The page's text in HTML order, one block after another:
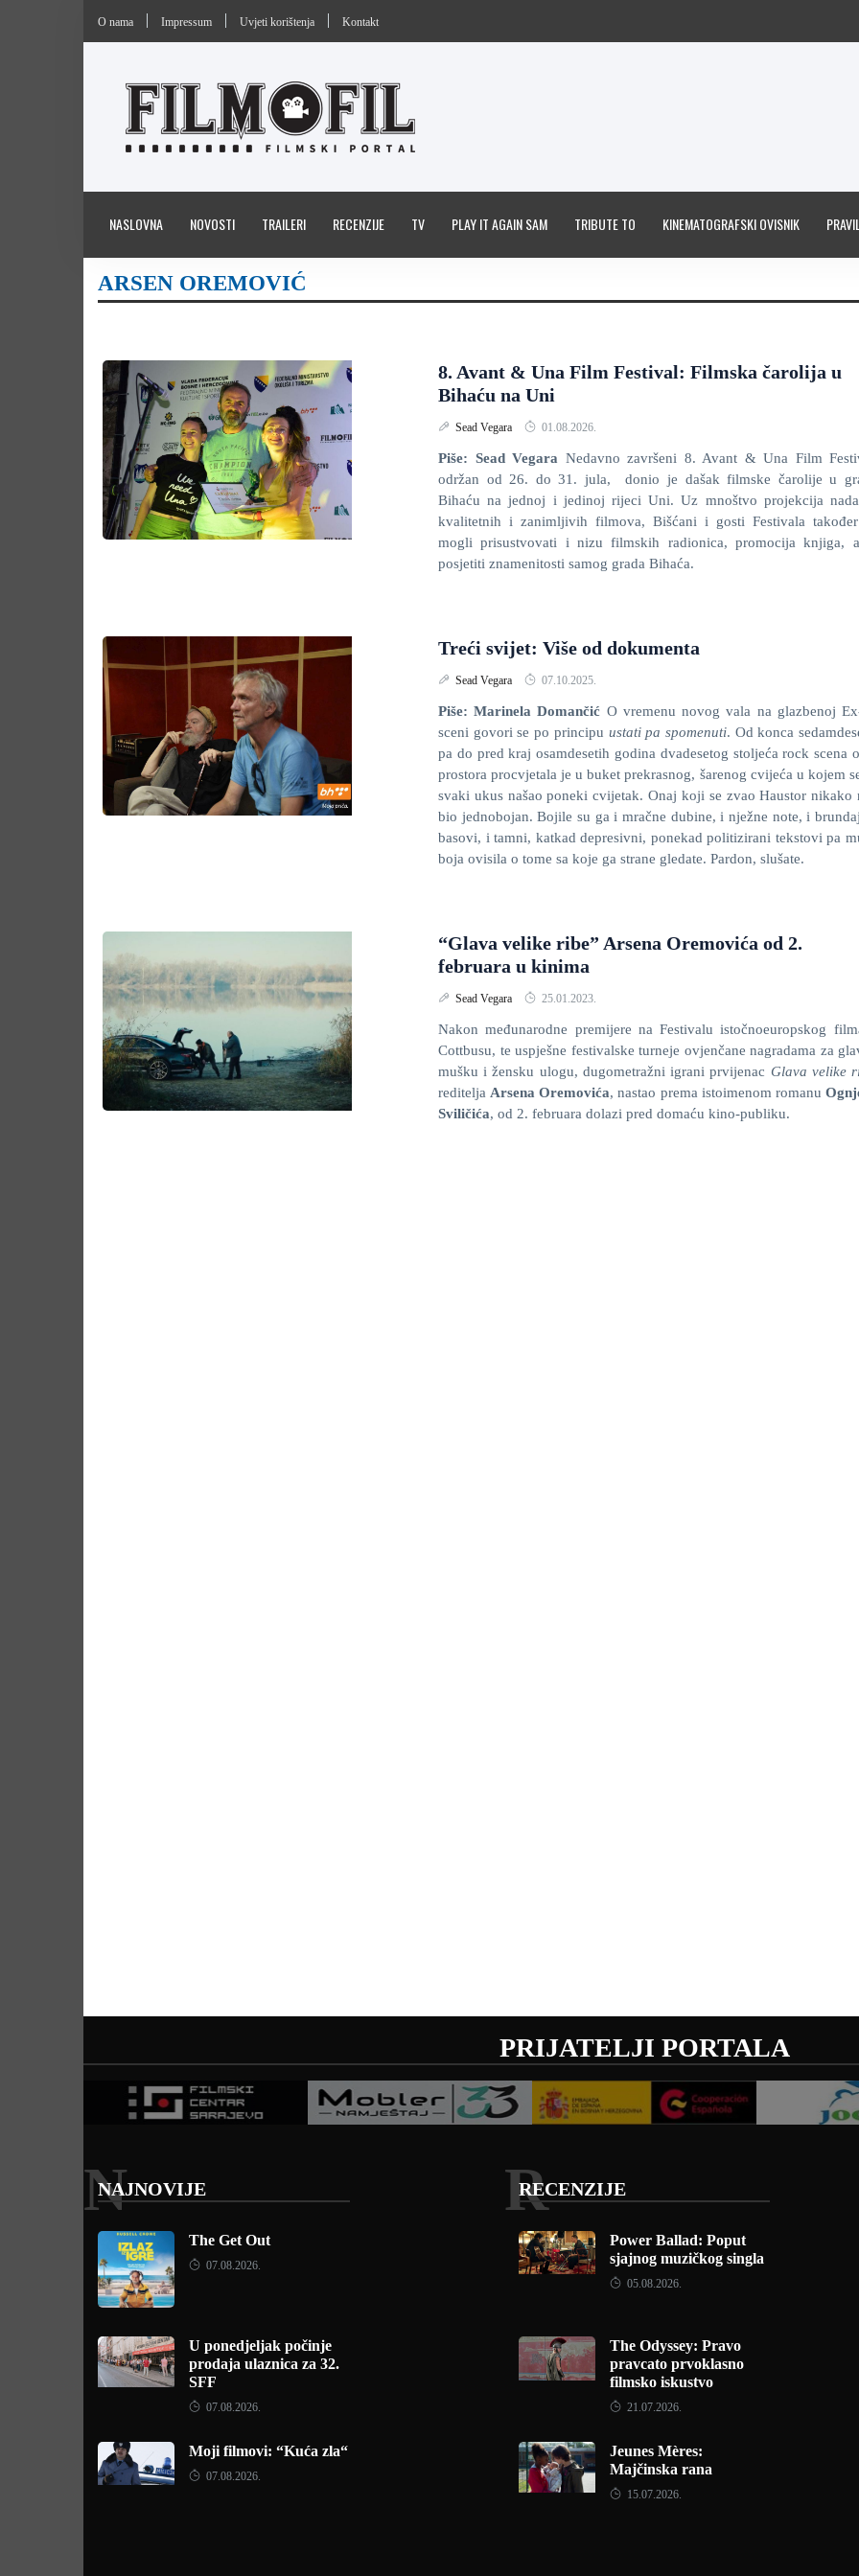
O nama Impressum Uvjeti korištenja Kontakt
NASLOVNA NOVOSTI TRAILERI RECENZIJE TV PLAY IT AGAIN SAM TRIBUTE TO KINEMATOGRAFSKI OVISNIK
ARSEN OREMOVIĆ
8. Avant & Una Film Festival: Filmska čarolija u
Bihaću na Uni
Sead Vegara 01.08.2026.
Piše: Sead Vegara Nedavno završeni 8. Avant & Una Film
održan od 26. do 31. jula, donio je dašak filmske čarolije u
Bihaću na jednoj i jedinoj rijeci Uni. Uz mnoštvo projekcija
kvalitetnih i zanimljivih filmova, Bišćani i gosti Festivala
mogli prisustvovati i nizu filmskih radionica, promocija knjiga,
posjetiti znamenitosti samog grada Bihaća.
Treći svijet: Više od dokumenta
Sead Vegara 07.10.2025.
Piše: Marinela Domančić O vremenu novog vala na glazbenoj
sceni govori se po principu ustati pa spomenuti. Od konca
pa do pred kraj osamdesetih godina dvadesetog stoljeća rock scena
prostora procvjetala je u buket prekrasnog, šarenog cvijeća u kojem
svaki ukus našao poneki cvijetak. Onaj koji se zvao Haustor nikako
bio jednobojan. Bojile su ga i mračne dubine, i nježne note, i
basovi, i tamni, katkad depresivni, ponekad politizirani tekstovi pa
boja ovisila o tome sa koje ga strane gledate. Pardon, slušate.
“Glava velike ribe” Arsena Oremovića od 2.
februara u kinima
Sead Vegara 25.01.2023.
Nakon međunarodne premijere na Festivalu istočnoeuropskog
Cottbusu, te uspješne festivalske turneje ovjenčane nagradama za
mušku i žensku ulogu, dugometražni igrani prvijenac Glava velike
reditelja Arsena Oremovića, nastao prema istoimenom romanu
Sviličića, od 2. februara dolazi pred domaću kino-publiku.
PRIJATELJI PORTALA
NAJNOVIJE
N
The Get Out
07.08.2026.
U ponedjeljak počinje
prodaja ulaznica za 32.
SFF
07.08.2026.
Moji filmovi: “Kuća zla“
07.08.2026.
RECENZIJE
R
Power Ballad: Poput
sjajnog muzičkog singla
05.08.2026.
The Odyssey: Pravo
pravcato prvoklasno
filmsko iskustvo
21.07.2026.
Jeunes Mères:
Majčinska rana
15.07.2026.